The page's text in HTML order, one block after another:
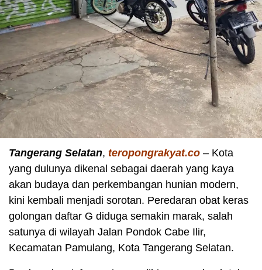
Tangerang Selatan, teropongrakyat.co – Kota
yang dulunya dikenal sebagai daerah yang kaya
akan budaya dan perkembangan hunian modern,
kini kembali menjadi sorotan. Peredaran obat keras
golongan daftar G diduga semakin marak, salah
satunya di wilayah Jalan Pondok Cabe Ilir,
Kecamatan Pamulang, Kota Tangerang Selatan.